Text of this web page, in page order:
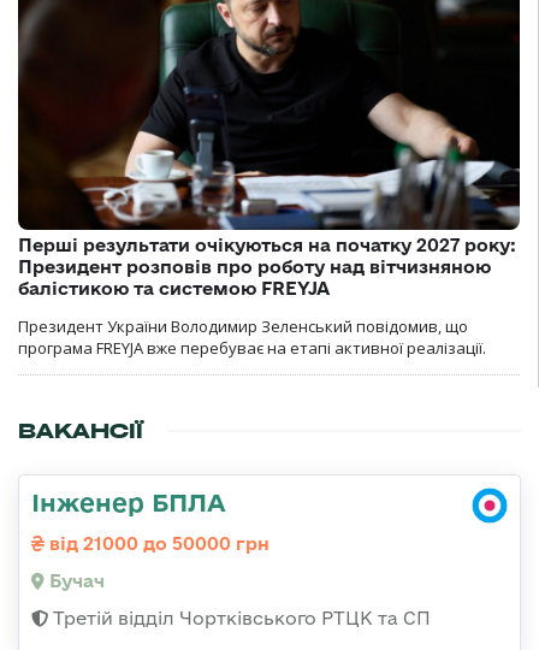
Перші результати очікуються на початку 2027 року:
Президент розповів про роботу над вітчизняною
балістикою та системою FREYJA
Президент України Володимир Зеленський повідомив, що
програма FREYJA вже перебуває на етапі активної реалізації.
ВАКАНСІЇ
Інженер БПЛА
від 21000 до 50000 грн
Бучач
Третій відділ Чортківського РТЦК та СП